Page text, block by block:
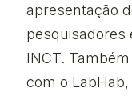
apresentação
pesquisadores
INCT.
com o